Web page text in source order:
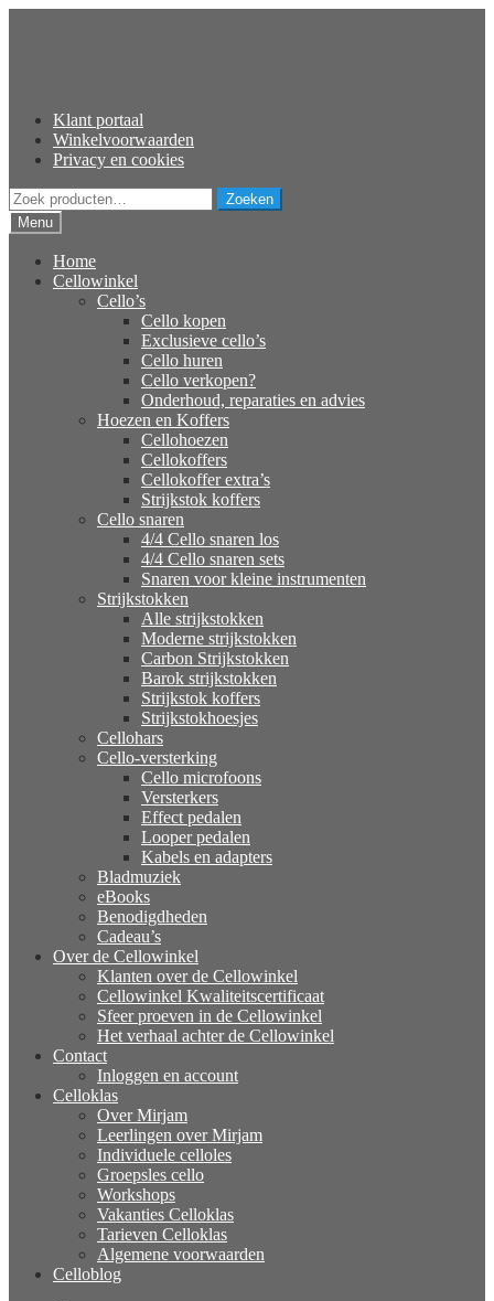
Klant portaal
Winkelvoorwaarden
Privacy en cookies
Zoeken
naar:
Zoeken
Menu
Home
Cellowinkel
Cello’s
Cello kopen
Exclusieve cello’s
Cello huren
Cello verkopen?
Onderhoud, reparaties en advies
Hoezen en Koffers
Cellohoezen
Cellokoffers
Cellokoffer extra’s
Strijkstok koffers
Cello snaren
4/4 Cello snaren los
4/4 Cello snaren sets
Snaren voor kleine instrumenten
Strijkstokken
Alle strijkstokken
Moderne strijkstokken
Carbon Strijkstokken
Barok strijkstokken
Strijkstok koffers
Strijkstokhoesjes
Cellohars
Cello-versterking
Cello microfoons
Versterkers
Effect pedalen
Looper pedalen
Kabels en adapters
Bladmuziek
eBooks
Benodigdheden
Cadeau’s
Over de Cellowinkel
Klanten over de Cellowinkel
Cellowinkel Kwaliteitscertificaat
Sfeer proeven in de Cellowinkel
Het verhaal achter de Cellowinkel
Contact
Inloggen en account
Celloklas
Over Mirjam
Leerlingen over Mirjam
Individuele celloles
Groepsles cello
Workshops
Vakanties Celloklas
Tarieven Celloklas
Algemene voorwaarden
Celloblog